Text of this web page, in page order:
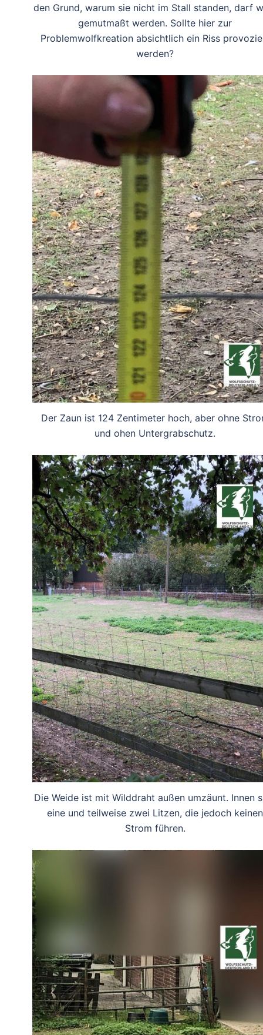
den Grund, warum sie nicht im Stall standen, darf
gemutmaßt werden. Sollte hier zur
Problemwolfkreation absichtlich ein Riss
werden?
Der Zaun ist 124 Zentimeter hoch, aber ohne
und ohen Untergrabschutz.
Die Weide ist mit Wilddraht außen umzäunt. Innen
eine und teilweise zwei Litzen, die jedoch keinen
Strom führen.